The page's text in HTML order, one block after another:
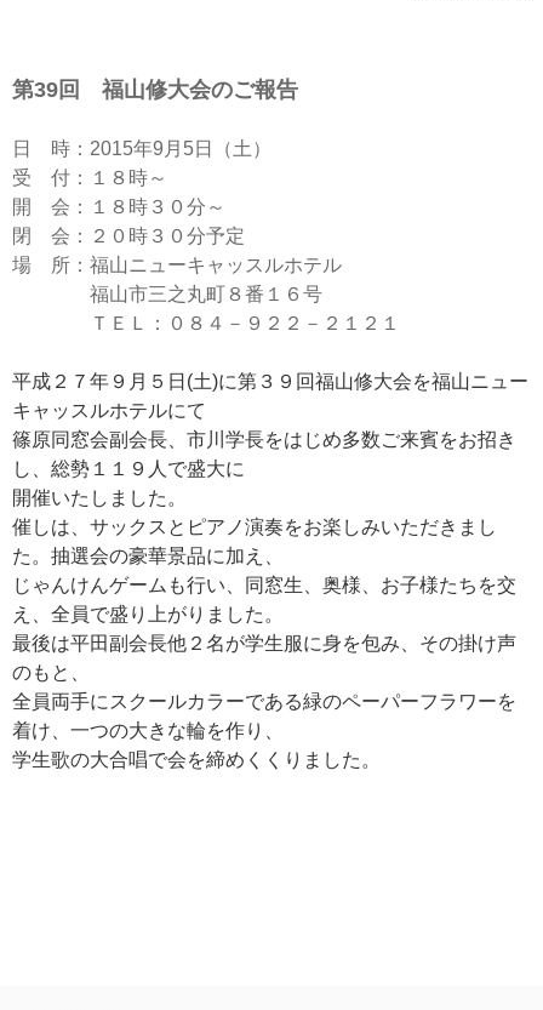
第39回 福山修大会のご報告
日 時：2015年9月5日（土）
受 付：１８時～
開 会：１８時３０分～
閉 会：２０時３０分予定
場 所：福山ニューキャッスルホテル
福山市三之丸町８番１６号
ＴＥＬ：０８４－９２２－２１２１
平成２７年９月５日(土)に第３９回福山修大会を福山ニュー
キャッスルホテルにて
篠原同窓会副会長、市川学長をはじめ多数ご来賓をお招き
し、総勢１１９人で盛大に
開催いたしました。
催しは、サックスとピアノ演奏をお楽しみいただきまし
た。抽選会の豪華景品に加え、
じゃんけんゲームも行い、同窓生、奥様、お子様たちを交
え、全員で盛り上がりました。
最後は平田副会長他２名が学生服に身を包み、その掛け声
のもと、
全員両手にスクールカラーである緑のペーパーフラワーを
着け、一つの大きな輪を作り、
学生歌の大合唱で会を締めくくりました。